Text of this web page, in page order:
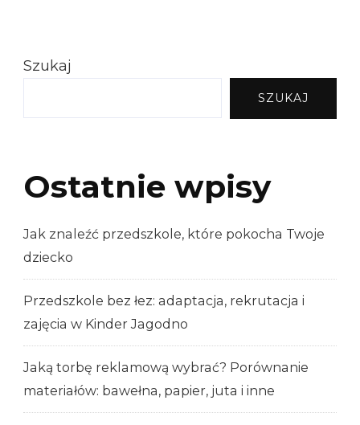
Szukaj
SZUKAJ
Ostatnie wpisy
Jak znaleźć przedszkole, które pokocha Twoje
dziecko
Przedszkole bez łez: adaptacja, rekrutacja i
zajęcia w Kinder Jagodno
Jaką torbę reklamową wybrać? Porównanie
materiałów: bawełna, papier, juta i inne